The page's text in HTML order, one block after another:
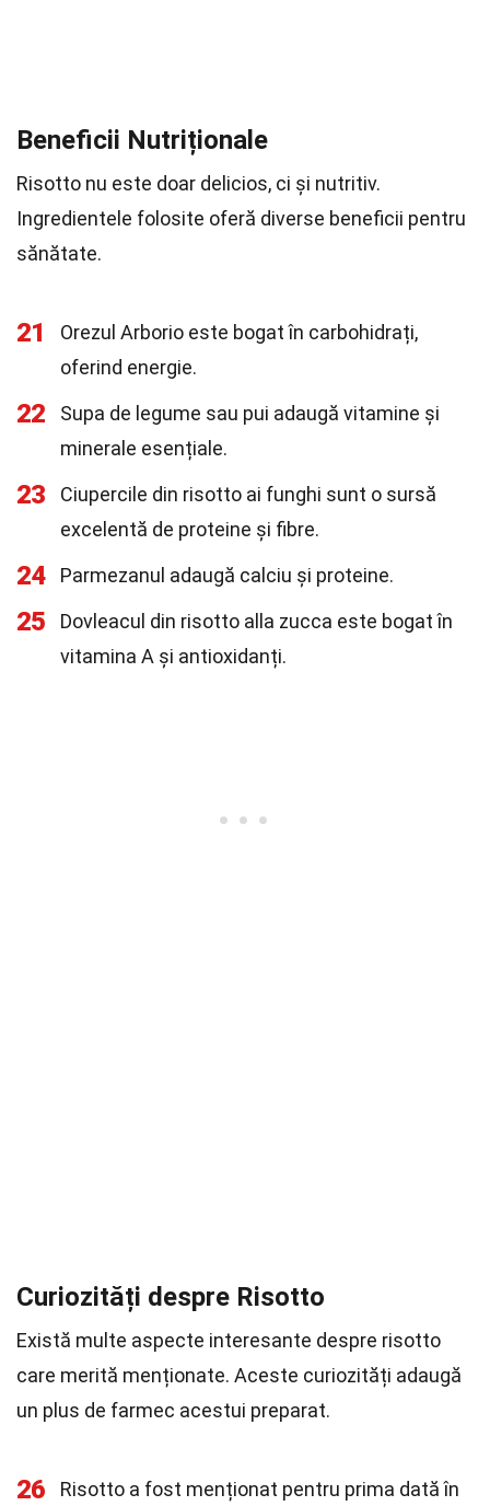
Beneficii Nutriționale
Risotto nu este doar delicios, ci și nutritiv.
Ingredientele folosite oferă diverse beneficii pentru
sănătate.
21
Orezul Arborio este bogat în carbohidrați,
oferind energie.
22
Supa de legume sau pui adaugă vitamine și
minerale esențiale.
23
Ciupercile din risotto ai funghi sunt o sursă
excelentă de proteine și fibre.
24 Parmezanul adaugă calciu și proteine.
25
Dovleacul din risotto alla zucca este bogat în
vitamina A și antioxidanți.
Curiozități despre Risotto
Există multe aspecte interesante despre risotto
care merită menționate. Aceste curiozități adaugă
un plus de farmec acestui preparat.
26
Risotto a fost menționat pentru prima dată în